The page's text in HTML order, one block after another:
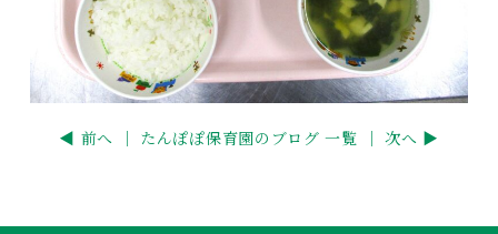
◀ 前へ ｜ たんぽぽ保育園のブログ 一覧 ｜ 次へ ▶